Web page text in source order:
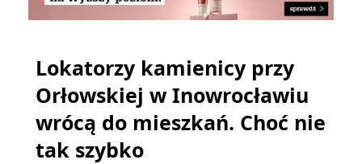
Lokatorzy kamienicy przy
Orłowskiej w Inowrocławiu
wrócą do mieszkań. Choć nie
tak szybko